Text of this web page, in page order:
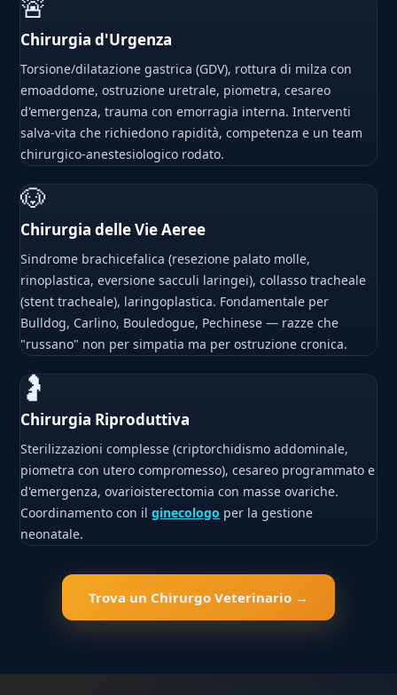
🚨
Chirurgia d'Urgenza
Torsione/dilatazione gastrica (GDV), rottura di milza con
emoaddome, ostruzione uretrale, piometra, cesareo
d'emergenza, trauma con emorragia interna. Interventi
salva-vita che richiedono rapidità, competenza e un team
chirurgico-anestesiologico rodato.
🐶
Chirurgia delle Vie Aeree
Sindrome brachicefalica (resezione palato molle,
rinoplastica, eversione sacculi laringei), collasso tracheale
(stent tracheale), laringoplastica. Fondamentale per
Bulldog, Carlino, Bouledogue, Pechinese — razze che
"russano" non per simpatia ma per ostruzione cronica.
🤰
Chirurgia Riproduttiva
Sterilizzazioni complesse (criptorchidismo addominale,
piometra con utero compromesso), cesareo programmato e
d'emergenza, ovarioisterectomia con masse ovariche.
Coordinamento con ilginecologo per la gestione
neonatale.
Trova un Chirurgo Veterinario →